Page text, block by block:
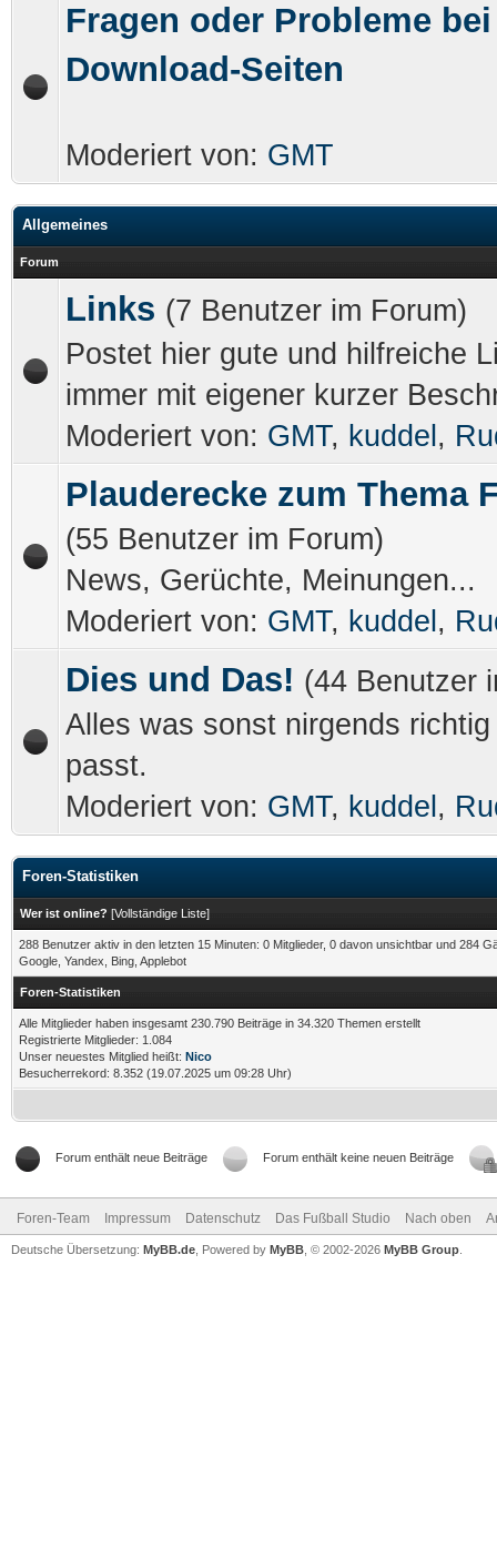
Fragen oder Probleme bei
Download-Seiten
Moderiert von: GMT
Allgemeines
Forum
Links (7 Benutzer im Forum)
Postet hier gute und hilfreiche
immer mit eigener kurzer
Moderiert von: GMT, kuddel ,
Plauderecke zum Thema
(55 Benutzer im Forum)
News, Gerüchte, Meinungen...
Moderiert von: GMT, kuddel ,
Dies und Das! (44 Benutzer
Alles was sonst nirgends richtig
passt.
Moderiert von: GMT, kuddel ,
Foren-Statistiken
Wer ist online? [Vollständige Liste]
288 Benutzer aktiv in den letzten 15 Minuten: 0 Mitglieder, 0 davon unsichtbar und 284
Google, Yandex, Bing, Applebot
Foren-Statistiken
Alle Mitglieder haben insgesamt 230.790 Beiträge in 34.320 Themen erstellt
Registrierte Mitglieder: 1.084
Unser neuestes Mitglied heißt: Nico
Besucherrekord: 8.352 (19.07.2025 um 09:28 Uhr)
Forum enthält neue Beiträge Forum enthält keine neuen Beiträge
Foren-Team Impressum Datenschutz Das Fußball Studio Nach oben
Deutsche Übersetzung: MyBB.de , Powered by MyBB , © 2002-2026 MyBB Group